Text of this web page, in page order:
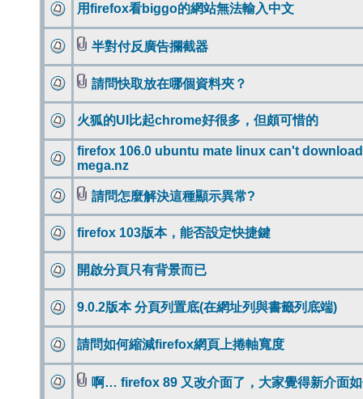
用firefox看biggo的網站無法輸入中文
半對付反廣告攔截器
請問快取放在哪個資料夾？
火狐的UI比起chrome好很多，但頗可惜的
firefox 106.0 ubuntu mate linux can't download
mega.nz
請問怎麼解決這種顯示異常?
firefox 103版本，能否設定快捷鍵
開啟分頁只有背景而已
9.0.2版本 分頁列置底(在網址列與書籤列底端)
請問如何縮減firefox網頁上捲軸寬度
啊… firefox 89 又改介面了，大家覺得新介面